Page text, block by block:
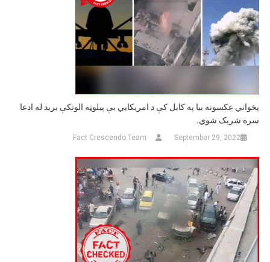
پخواني عکسونه بيا په کابل کې د امریکايي بې پیلوټه الوتکې برید له ادعا
سره شریک شوي.
September 29, 2022
Fact Crescendo Team